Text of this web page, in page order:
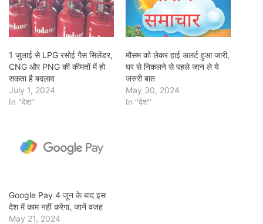
1 जुलाई से LPG रसोई गैस सिलेंडर,
CNG और PNG की कीमतों में हो
सकता है बदलाव
July 1, 2024
In "देश"
मौसम को लेकर हाई अलर्ट हुआ जारी,
घर से निकलने से पहले जान ले ये
जरुरी बात
May 30, 2024
In "देश"
Google Pay 4 जून के बाद इस
देश में काम नहीं करेगा, जानें वजह
May 21, 2024